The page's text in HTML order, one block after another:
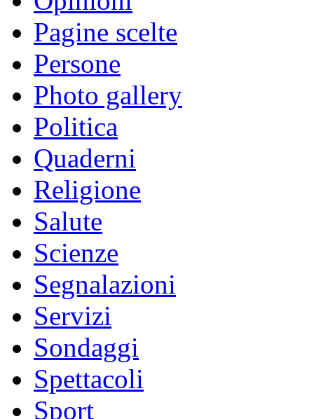
Pagine scelte
Persone
Photo gallery
Politica
Quaderni
Religione
Salute
Scienze
Segnalazioni
Servizi
Sondaggi
Spettacoli
Sport